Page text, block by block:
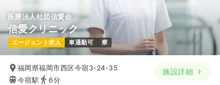
医療法人社団信愛会
信愛クリニック
エージェント求人 車通勤可 寮
福岡県福岡市西区今宿3-24-35
今宿駅
6分
施設詳細